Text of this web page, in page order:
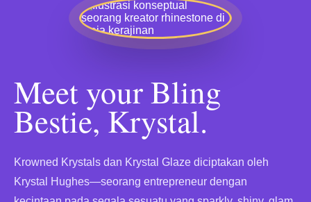
Meet your Bling
Bestie, Krystal.
Krowned Krystals dan Krystal Glaze diciptakan oleh
Krystal Hughes—seorang entrepreneur dengan